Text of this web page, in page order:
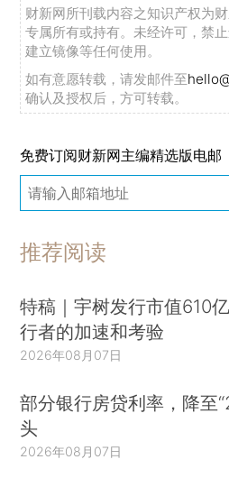
财新网所刊载内容之知识产权为
专属所有或持有。未经许可，禁
建立镜像等任何使用。
如有意愿转载，请发邮件至
确认及授权后，方可转载。
免费订阅财新网主编精选版电邮
推荐阅读
特稿｜宇树发行市值610
行者的加速和考验
2026年08月07日
部分银行房贷利率，降至
头
2026年08月07日